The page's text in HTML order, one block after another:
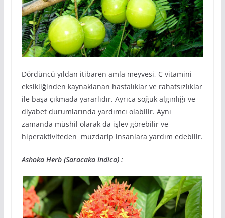
Dördüncü yıldan itibaren amla meyvesi, C vitamini
eksikliğinden kaynaklanan hastalıklar ve rahatsızlıklar
ile başa çıkmada yararlıdır. Ayrıca soğuk algınlığı ve
diyabet durumlarında yardımcı olabilir. Aynı
zamanda müshil olarak da işlev görebilir ve
hiperaktiviteden muzdarip insanlara yardım edebilir.
Ashoka Herb (Saracaka Indica) :